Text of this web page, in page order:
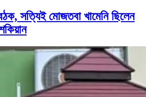
সত্যিই মোজতবা খামেনি ছিলেন